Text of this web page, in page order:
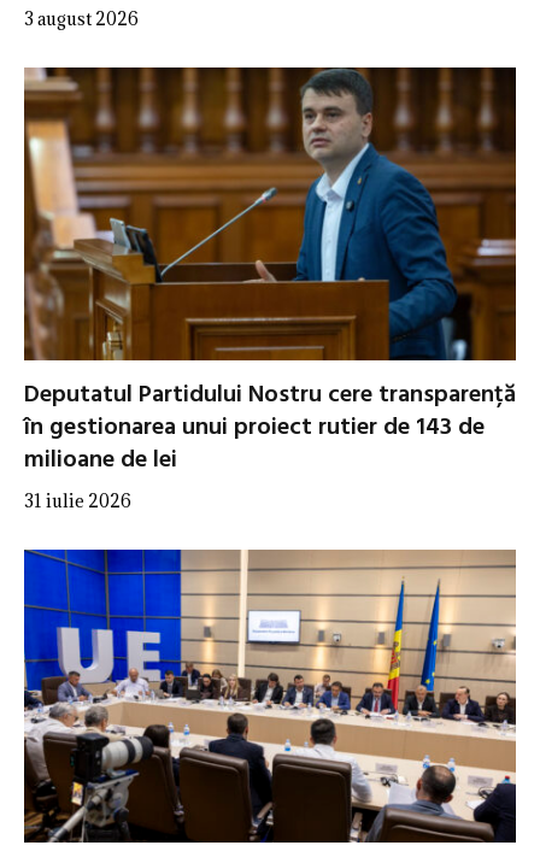
3 august 2026
Deputatul Partidului Nostru cere transparență
în gestionarea unui proiect rutier de 143 de
milioane de lei
31 iulie 2026